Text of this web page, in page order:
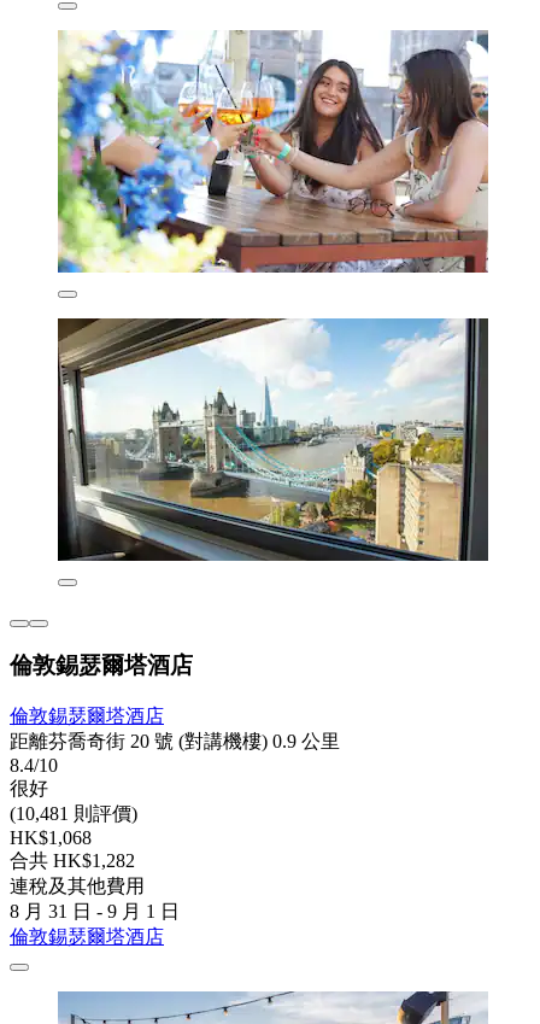
倫敦錫瑟爾塔酒店
倫敦錫瑟爾塔酒店
距離芬喬奇街 20 號 (對講機樓) 0.9 公里
8.4/10
很好
(10,481 則評價)
HK$1,068
合共 HK$1,282
連稅及其他費用
8 月 31 日 - 9 月 1 日
倫敦錫瑟爾塔酒店